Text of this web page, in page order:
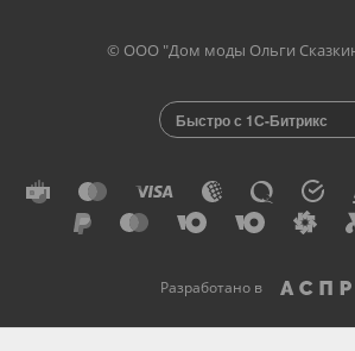
© ООО "Дом моды Ольги
Быстро с 1С-Битрикс
Разработано в